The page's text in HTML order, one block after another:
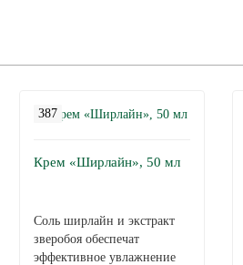
387
Крем «Ширлайн», 50 мл
Соль ширлайн и экстракт
зверобоя обеспечат
эффективное увлажнение